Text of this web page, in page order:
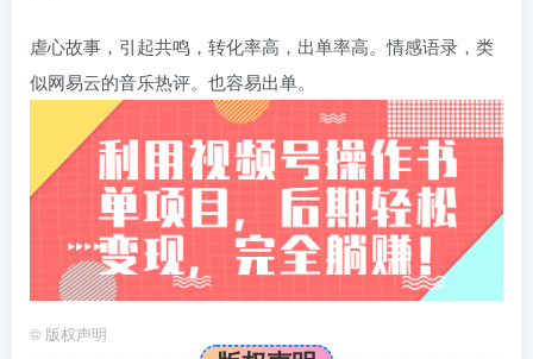
虐心故事，引起共鸣，转化率高，出单率高。情感语录，类
似网易云的音乐热评。也容易出单。
© 版权声明